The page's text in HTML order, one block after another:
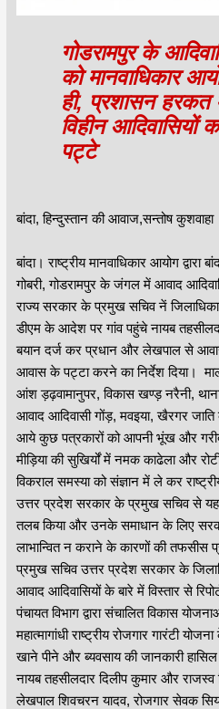
गोडरामपुर के
को मानवाधिकार
ही, प्रशासन
विहीन
पट्टे
बांदा, हिन्दुस्तान की आवाज,सन्तोष कुशवाहा
बांदा। राष्ट्रीय मानवाधिकार आयोग
गोबरी, गोडरामपुर के जंगल में आवाद
राज्य सरकार के प्रमुख सचिव नें
डीएम के आदेश पर गांव पहुंचे नायब
बयान दर्ज कर प्रधान और लेखपाल से
आवास के पट्टा करने का निर्देश दिया।
आंश ड़ढ़वामानुपर, विकास खण्ड़ नरैनी,
आवाद आदिवासी गोंड़, मवइया, खैरगर
आये कुछ पत्रकारों को आपनी भूंख और गरीबी
मीड़िया की सुखिर्यों में नमक काढेला और
विकराल समस्या को संज्ञान में ले कर
उत्तर प्रदेश सरकार के प्रमुख सचिव से यहां
तलब किया और उनके समाधान के लिए
लाभान्वित न कराने के कारणों की तफसीस
प्रमुख सचिव उत्तर प्रदेश सरकार के
आवाद आदिवासियों के बारे में विस्तार से
पंचायत विभाग द्वारा संचालित विकास
महात्मागांधी राष्ट्रीय रोजगार गारंटी
खाने पीने और ब्यवसाय की जानकारी
नायब तहसीलदार दिलीप कुमार और राजस्व
लेखपाल शिवचरन यादव, रोजगार सेवक